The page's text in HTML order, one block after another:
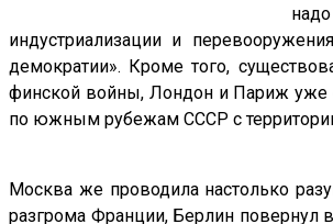
индустриализации и
демократии». Кроме того,
финской войны, Лондон и Париж уже
по южным рубежам СССР с
Москва же проводила настолько
разгрома Франции, Берлин повернул